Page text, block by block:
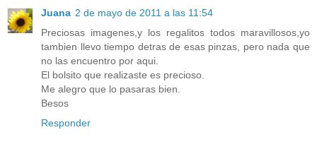
Juana 2 de mayo de 2011 a las 11:54
Preciosas imagenes,y los regalitos todos maravillosos,yo
tambien llevo tiempo detras de esas pinzas, pero nada que
no las encuentro por aqui.
El bolsito que realizaste es precioso.
Me alegro que lo pasaras bien.
Besos
Responder